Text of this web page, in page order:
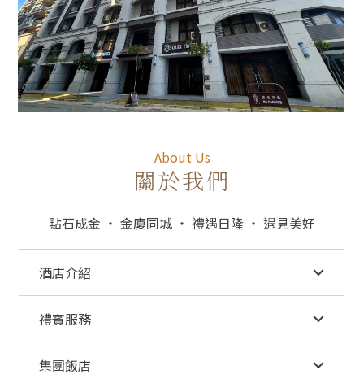
About Us
關於我們
點石成金 ‧ 金廈同城 ‧ 禮遇日隆 ‧ 遇見美好
酒店介紹
禮賓服務
集團飯店